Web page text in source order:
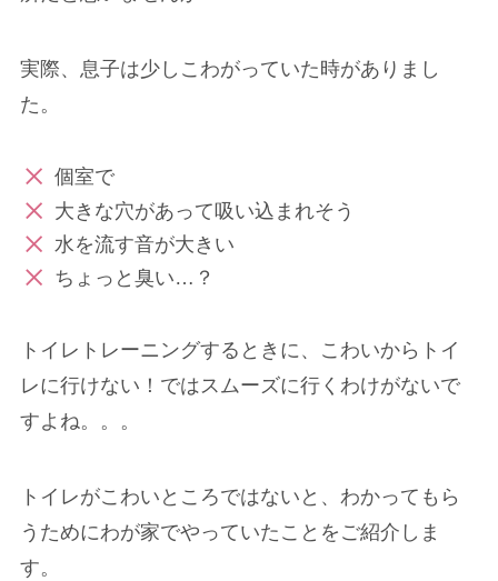
実際、息子は少しこわがっていた時がありまし
た。
個室で
大きな穴があって吸い込まれそう
水を流す音が大きい
ちょっと臭い…？
トイレトレーニングするときに、こわいからトイ
レに行けない！ではスムーズに行くわけがないで
すよね。。。
トイレがこわいところではないと、わかってもら
うためにわが家でやっていたことをご紹介しま
す。